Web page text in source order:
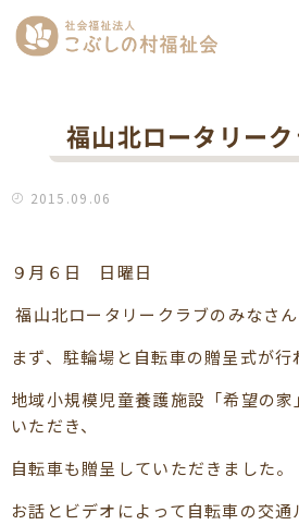
福山北ロータリー
2015.09.06
９月６日 日曜日
福山北ロータリークラブのみなさ
まず、駐輪場と自転車の贈呈式が行
地域小規模児童養護施設「希望の
いただき、
自転車も贈呈していただきました。
お話とビデオによって自転車の交通